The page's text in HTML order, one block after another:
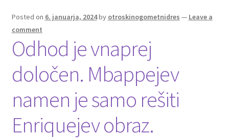
Moj račun
Trgovina
Zaključek nakupa
Posted on 6. januarja, 2024by otroskinogometnidres — Leave a
comment
Odhod je vnaprej
določen. Mbappejev
namen je samo rešiti
Enriquejev obraz.